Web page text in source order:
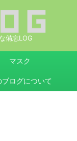
備忘LOG
マスク
ブログについて